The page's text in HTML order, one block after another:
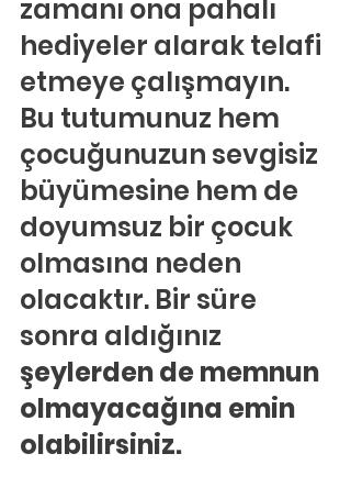
zamanı ona pahalı
hediyeler alarak telafi
etmeye çalışmayın.
Bu tutumunuz hem
çocuğunuzun sevgisiz
büyümesine hem de
doyumsuz bir çocuk
olmasına neden
olacaktır. Bir süre
sonra aldığınız
şeylerden de memnun
olmayacağına emin
olabilirsiniz.